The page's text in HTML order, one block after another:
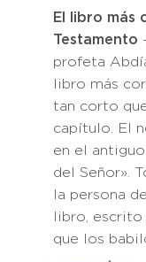
El libro más
Testamento
profeta
libro más
tan corto
capítulo. El
en el
del Señor».
la persona
libro,
que los